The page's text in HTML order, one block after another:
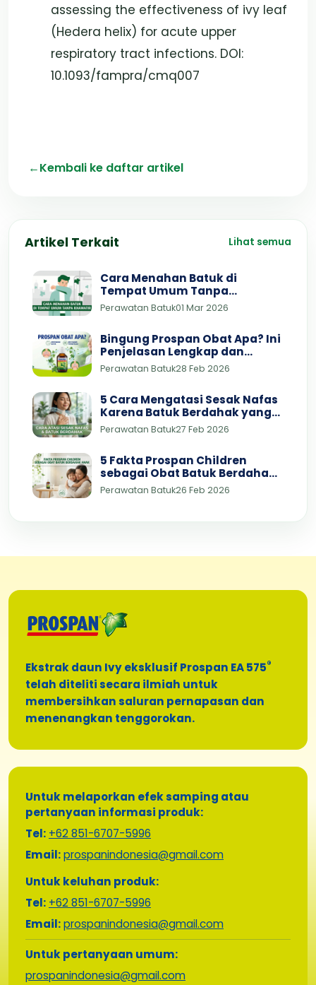
assessing the effectiveness of ivy leaf
(Hedera helix) for acute upper
respiratory tract infections. DOI:
10.1093/fampra/cmq007
←Kembali ke daftar artikel
Artikel Terkait Lihat semua
Cara Menahan Batuk di
Tempat Umum Tanpa
Khawatir
Perawatan Batuk01 Mar 2026
Bingung Prospan Obat Apa? Ini
Penjelasan Lengkap dan
Dosisnya
Perawatan Batuk28 Feb 2026
5 Cara Mengatasi Sesak Nafas
Karena Batuk Berdahak yang
Bisa Dicoba di Rumah
Perawatan Batuk27 Feb 2026
5 Fakta Prospan Children
sebagai Obat Batuk Berdahak
Anak 3 Tahun yang Aman dan
Terbukti Efektif
Perawatan Batuk26 Feb 2026
Ekstrak daun Ivy eksklusif Prospan EA 575®
telah diteliti secara ilmiah untuk
membersihkan saluran pernapasan dan
menenangkan tenggorokan.
Untuk melaporkan efek samping atau
pertanyaan informasi produk:
Tel: +62 851-6707-5996
Email:prospanindonesia@gmail.com
Untuk keluhan produk:
Tel: +62 851-6707-5996
Email:prospanindonesia@gmail.com
Untuk pertanyaan umum:
prospanindonesia@gmail.com